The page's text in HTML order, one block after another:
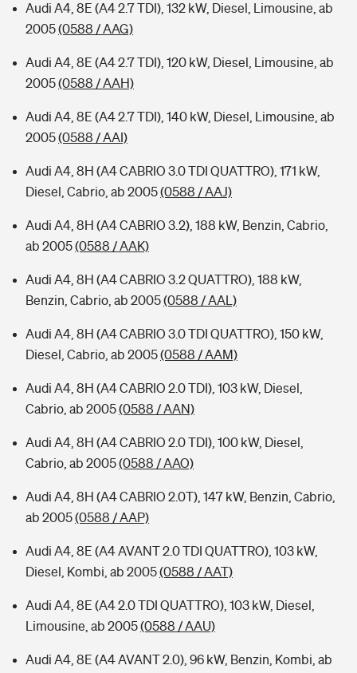
Audi A4, 8E (A4 2.7 TDI), 132 kW, Diesel, Limousine, ab
2005(0588 / AAG)
Audi A4, 8E (A4 2.7 TDI), 120 kW, Diesel, Limousine, ab
2005(0588 / AAH)
Audi A4, 8E (A4 2.7 TDI), 140 kW, Diesel, Limousine, ab
2005(0588 / AAI)
Audi A4, 8H (A4 CABRIO 3.0 TDI QUATTRO), 171 kW,
Diesel, Cabrio, ab 2005(0588 / AAJ)
Audi A4, 8H (A4 CABRIO 3.2), 188 kW, Benzin, Cabrio,
ab 2005(0588 / AAK)
Audi A4, 8H (A4 CABRIO 3.2 QUATTRO), 188 kW,
Benzin, Cabrio, ab 2005(0588 / AAL)
Audi A4, 8H (A4 CABRIO 3.0 TDI QUATTRO), 150 kW,
Diesel, Cabrio, ab 2005(0588 / AAM)
Audi A4, 8H (A4 CABRIO 2.0 TDI), 103 kW, Diesel,
Cabrio, ab 2005(0588 / AAN)
Audi A4, 8H (A4 CABRIO 2.0 TDI), 100 kW, Diesel,
Cabrio, ab 2005(0588 / AAO)
Audi A4, 8H (A4 CABRIO 2.0T), 147 kW, Benzin, Cabrio,
ab 2005(0588 / AAP)
Audi A4, 8E (A4 AVANT 2.0 TDI QUATTRO), 103 kW,
Diesel, Kombi, ab 2005(0588 / AAT)
Audi A4, 8E (A4 2.0 TDI QUATTRO), 103 kW, Diesel,
Limousine, ab 2005(0588 / AAU)
Audi A4, 8E (A4 AVANT 2.0), 96 kW, Benzin, Kombi, ab